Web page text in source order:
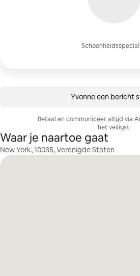
Yvonne een bericht
Betaal en communiceer altijd via
het veiligst.
Waar je naartoe gaat
New York, 10035, Verenigde Staten